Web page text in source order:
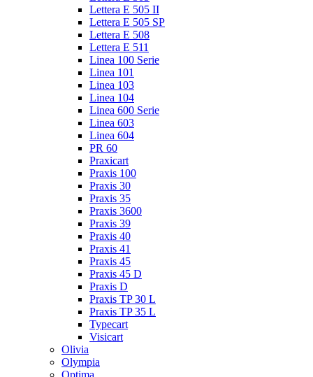
Lettera E 505 II
Lettera E 505 SP
Lettera E 508
Lettera E 511
Linea 100 Serie
Linea 101
Linea 103
Linea 104
Linea 600 Serie
Linea 603
Linea 604
PR 60
Praxicart
Praxis 100
Praxis 30
Praxis 35
Praxis 3600
Praxis 39
Praxis 40
Praxis 41
Praxis 45
Praxis 45 D
Praxis D
Praxis TP 30 L
Praxis TP 35 L
Typecart
Visicart
Olivia
Olympia
Optima